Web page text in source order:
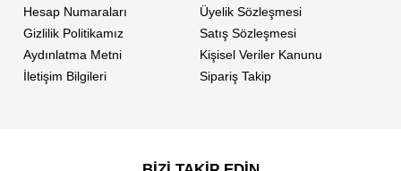
Hesap Numaraları
Gizlilik Politikamız
Aydınlatma Metni
İletişim Bilgileri
Üyelik Sözleşmesi
Satış Sözleşmesi
Kişisel Veriler Kanunu
Sipariş Takip